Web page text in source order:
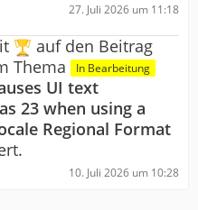
27. Juli 2026 um 11:18
auf den Beitrag
Thema In Bearbeitung
UI text
23 when using a
Regional Format
10. Juli 2026 um 10:28